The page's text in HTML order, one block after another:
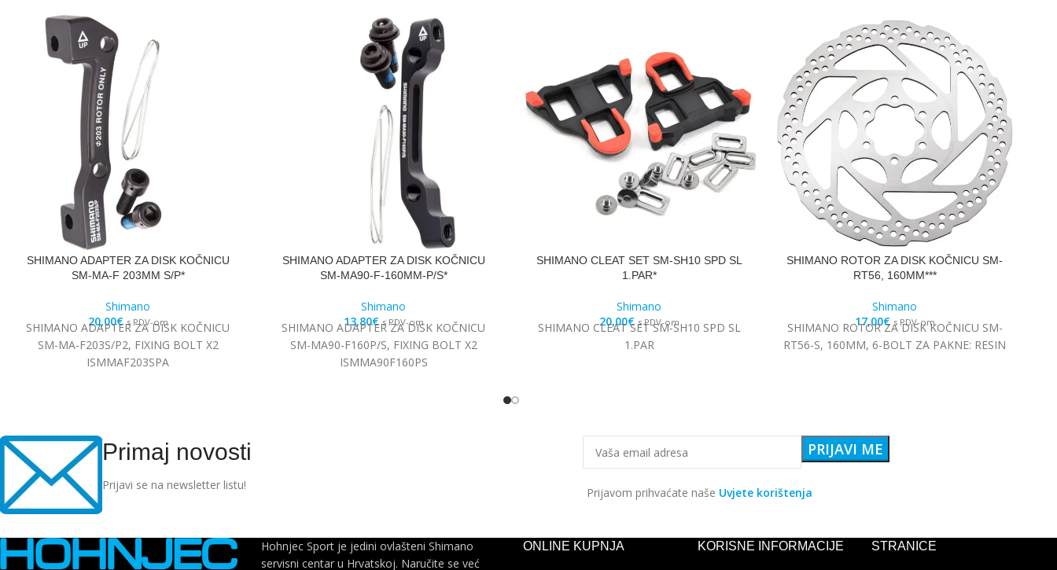
SHIMANO ADAPTER ZA DISK KOČNICU
SM-MA-F 203MM S/P*
Shimano
20,00€ s PDV-om
SHIMANO ADAPTER ZA DISK KOČNICU
SM-MA-F203S/P2, FIXING BOLT X2
ISMMAF203SPA
SHIMANO ADAPTER ZA DISK KOČNICU
SM-MA90-F-160MM-P/S*
Shimano
13,80€ s PDV-om
SHIMANO ADAPTER ZA DISK KOČNICU
SM-MA90-F160P/S, FIXING BOLT X2
ISMMA90F160PS
SHIMANO CLEAT SET SM-SH10 SPD SL
1.PAR*
Shimano
20,00€ s PDV-om
SHIMANO CLEAT SET SM-SH10 SPD SL
1.PAR
SHIMANO ROTOR ZA DISK KOČNICU SM-
RT56, 160MM***
Shimano
17,00€ s PDV-om
SHIMANO ROTOR ZA DISK KOČNICU SM-
RT56-S, 160MM, 6-BOLT ZA PAKNE: RESIN
Primaj novosti
Prijavi se na newsletter listu!
Prijavom prihvaćate naše Uvjete korištenja
Hohnjec Sport je jedini ovlašteni Shimano
servisni centar u Hrvatskoj. Naručite se već
ONLINE KUPNJA KORISNE INFORMACIJE STRANICE